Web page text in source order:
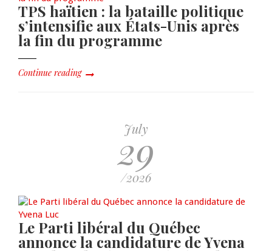
TPS haïtien : la bataille politique
s’intensifie aux États-Unis après
la fin du programme
Continue reading
July
29
/2026
Le Parti libéral du Québec
annonce la candidature de Yvena